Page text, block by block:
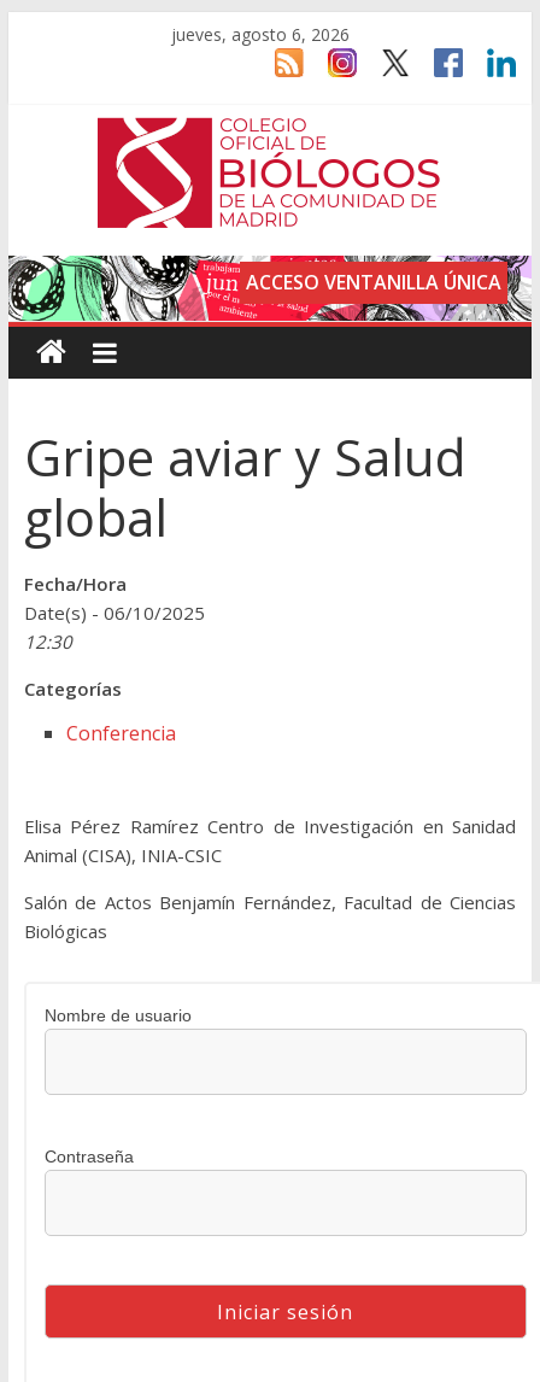
jueves, agosto 6, 2026
ACCESO VENTANILLA ÚNICA
Gripe aviar y Salud
global
Fecha/Hora
Date(s) - 06/10/2025
12:30
Categorías
Conferencia
Elisa Pérez Ramírez Centro de Investigación en Sanidad
Animal (CISA), INIA-CSIC
Salón de Actos Benjamín Fernández, Facultad de Ciencias
Biológicas
Nombre de usuario
Contraseña